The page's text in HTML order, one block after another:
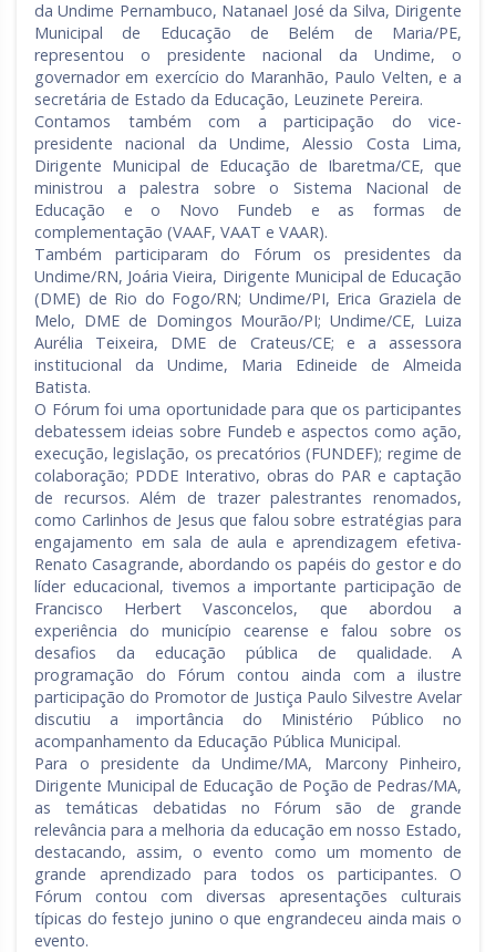
da Undime Pernambuco, Natanael José da Silva, Dirigente
Municipal de Educação de Belém de Maria/PE,
representou o presidente nacional da Undime, o
governador em exercício do Maranhão, Paulo Velten, e a
secretária de Estado da Educação, Leuzinete Pereira.
Contamos também com a participação do vice-
presidente nacional da Undime, Alessio Costa Lima,
Dirigente Municipal de Educação de Ibaretma/CE, que
ministrou a palestra sobre o Sistema Nacional de
Educação e o Novo Fundeb e as formas de
complementação (VAAF, VAAT e VAAR).
Também participaram do Fórum os presidentes da
Undime/RN, Joária Vieira, Dirigente Municipal de Educação
(DME) de Rio do Fogo/RN; Undime/PI, Erica Graziela de
Melo, DME de Domingos Mourão/PI; Undime/CE, Luiza
Aurélia Teixeira, DME de Crateus/CE; e a assessora
institucional da Undime, Maria Edineide de Almeida
Batista.
O Fórum foi uma oportunidade para que os participantes
debatessem ideias sobre Fundeb e aspectos como ação,
execução, legislação, os precatórios (FUNDEF); regime de
colaboração; PDDE Interativo, obras do PAR e captação
de recursos. Além de trazer palestrantes renomados,
como Carlinhos de Jesus que falou sobre estratégias para
engajamento em sala de aula e aprendizagem efetiva-
Renato Casagrande, abordando os papéis do gestor e do
líder educacional, tivemos a importante participação de
Francisco Herbert Vasconcelos, que abordou a
experiência do município cearense e falou sobre os
desafios da educação pública de qualidade. A
programação do Fórum contou ainda com a ilustre
participação do Promotor de Justiça Paulo Silvestre Avelar
discutiu a importância do Ministério Público no
acompanhamento da Educação Pública Municipal.
Para o presidente da Undime/MA, Marcony Pinheiro,
Dirigente Municipal de Educação de Poção de Pedras/MA,
as temáticas debatidas no Fórum são de grande
relevância para a melhoria da educação em nosso Estado,
destacando, assim, o evento como um momento de
grande aprendizado para todos os participantes. O
Fórum contou com diversas apresentações culturais
típicas do festejo junino o que engrandeceu ainda mais o
evento.